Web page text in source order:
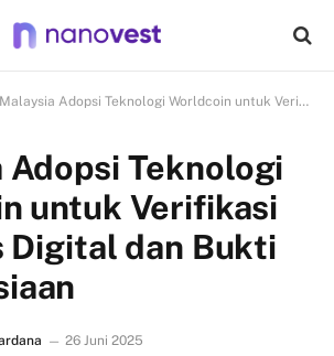
Malaysia Adopsi Teknologi Worldcoin untuk Verifikasi Identitas Digital dan Bukti Kemanusiaan
Adopsi Teknologi
untuk Verifikasi
Digital dan Bukti
26 Juni 2025